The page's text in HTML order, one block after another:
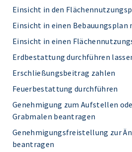
Einsicht in den
Einsicht in einen Bebauungsplan
Einsicht in einen
Erdbestattung durchführen
Erschließungsbeitrag zahlen
Feuerbestattung durchführen
Genehmigung zum Aufstellen
Grabmalen beantragen
Genehmigungsfreistellung zur
beantragen